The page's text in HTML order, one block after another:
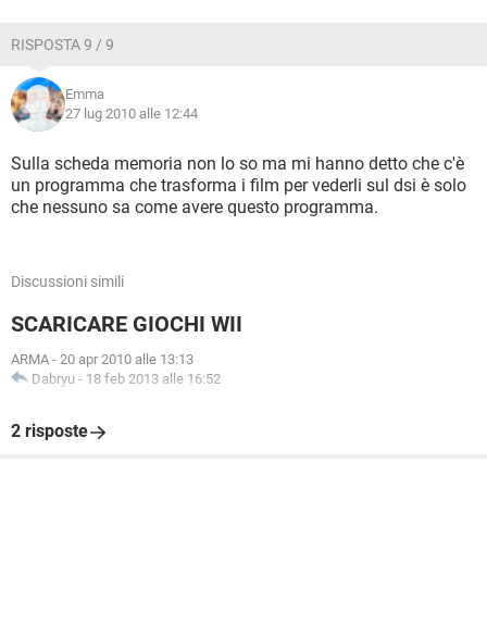
RISPOSTA 9 / 9
Emma
27 lug 2010 alle 12:44
Sulla scheda memoria non lo so ma mi hanno detto che c'è
un programma che trasforma i film per vederli sul dsi è solo
che nessuno sa come avere questo programma.
Discussioni simili
SCARICARE GIOCHI WII
ARMA - 20 apr 2010 alle 13:13
Dabryu - 18 feb 2013 alle 16:52
2 risposte